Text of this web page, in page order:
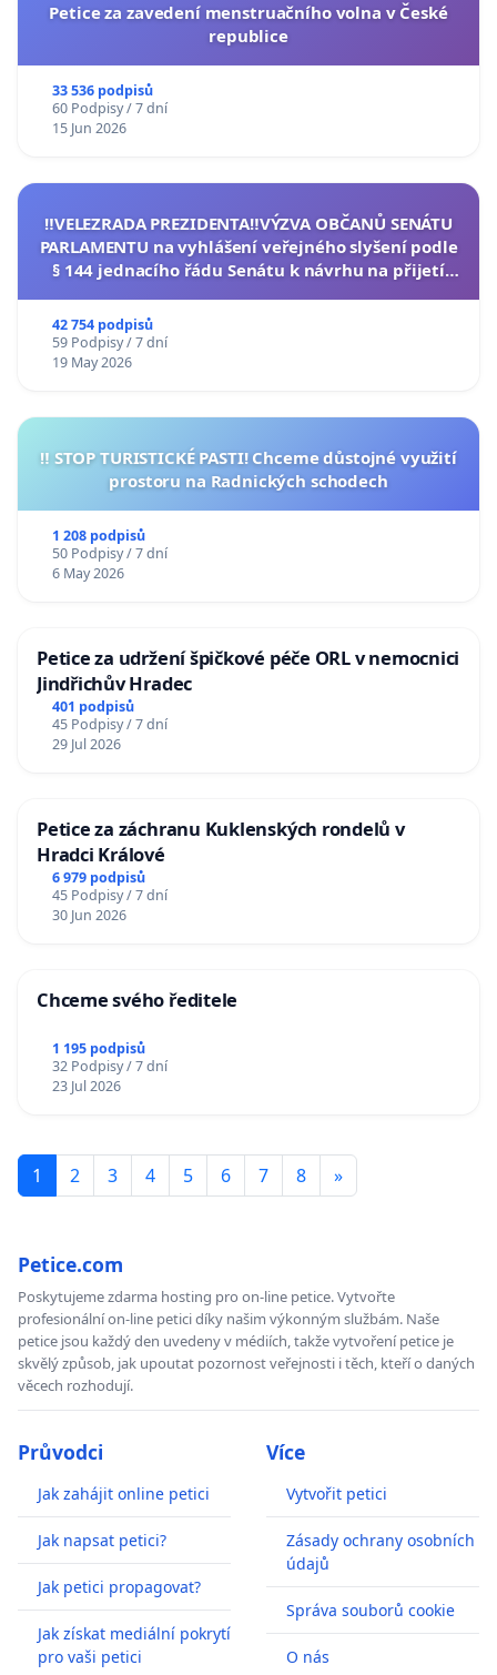
Petice za zavedení menstruačního volna v České
republice
33 536 podpisů
60 Podpisy / 7 dní
15 Jun 2026
‼️VELEZRADA PREZIDENTA‼️VÝZVA OBČANŮ SENÁTU
PARLAMENTU na vyhlášení veřejného slyšení podle
§ 144 jednacího řádu Senátu k návrhu na přijetí
42 754 podpisů
59 Podpisy / 7 dní
19 May 2026
‼️ STOP TURISTICKÉ PASTI! Chceme důstojné využití
prostoru na Radnických schodech
1 208 podpisů
50 Podpisy / 7 dní
6 May 2026
Petice za udržení špičkové péče ORL v nemocnici
Jindřichův Hradec
401 podpisů
45 Podpisy / 7 dní
29 Jul 2026
Petice za záchranu Kuklenských rondelů v
Hradci Králové
6 979 podpisů
45 Podpisy / 7 dní
30 Jun 2026
Chceme svého ředitele
1 195 podpisů
32 Podpisy / 7 dní
23 Jul 2026
1 2 3 4 5 6 7 8 »
Petice.com
Poskytujeme zdarma hosting pro on-line petice. Vytvořte
profesionální on-line petici díky našim výkonným službám. Naše
petice jsou každý den uvedeny v médiích, takže vytvoření petice je
skvělý způsob, jak upoutat pozornost veřejnosti i těch, kteří o daných
věcech rozhodují.
Průvodci
Jak zahájit online petici
Jak napsat petici?
Jak petici propagovat?
Jak získat mediální pokrytí
pro vaši petici
Více
Vytvořit petici
Zásady ochrany osobních
údajů
Správa souborů cookie
O nás